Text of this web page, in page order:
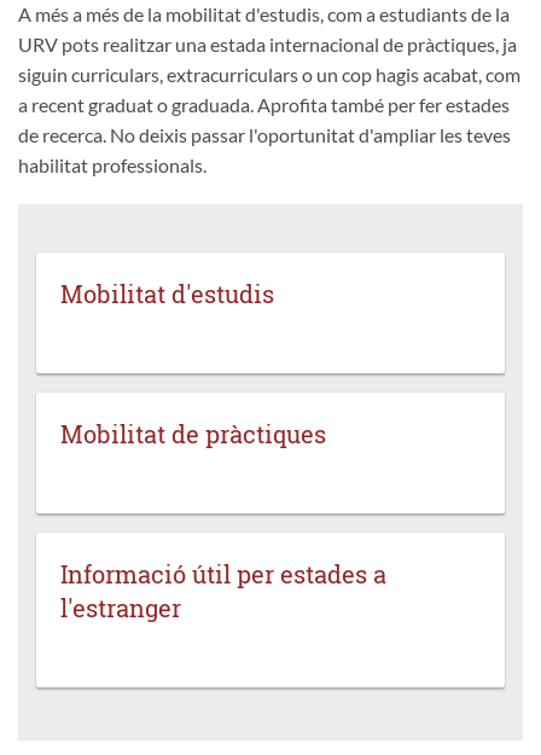
A més a més de la mobilitat d'estudis, com a estudiants de la
URV pots realitzar una estada internacional de pràctiques, ja
siguin curriculars, extracurriculars o un cop hagis acabat, com
a recent graduat o graduada. Aprofita també per fer estades
de recerca. No deixis passar l'oportunitat d'ampliar les teves
habilitat professionals.
Mobilitat d'estudis
Mobilitat de pràctiques
Informació útil per estades a
l'estranger